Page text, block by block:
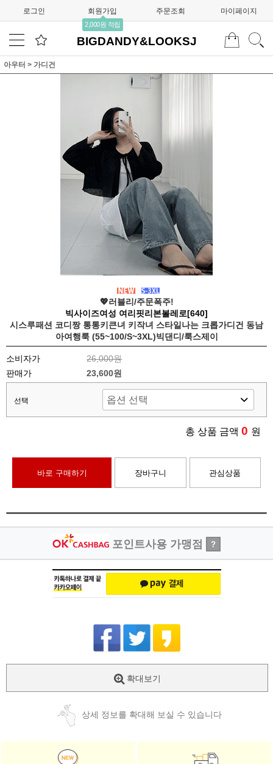
로그인 회원가입
2,000원 적립
주문조회 마이페이지
BIGDANDY&LOOKSJ
아우터 > 가디건
💖러블리/주문폭주!
빅사이즈여성 여리핏리본볼레로[640]
시스루패션 코디짱 통통키큰녀 키작녀 스타일나는 크롭가디건 동남
아여행룩 (55~100/S~3XL)빅댄디/룩스제이
소비자가
26,000원
판매가
23,600원
선택
총 상품 금액 0 원
바로 구매하기 장바구니 관심상품
포인트사용 가맹점 ?
확대보기
상세 정보를 확대해 보실 수 있습니다